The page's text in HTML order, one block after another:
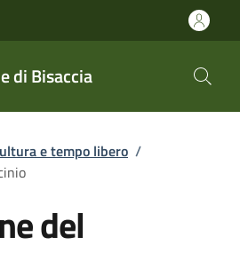
di Bisaccia
e tempo libero /
del